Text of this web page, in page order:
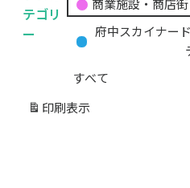
テゴリ
ー
題
カ
ゴ
リ
商業施設・商店街
府中スカイナー
すべて
印刷 表示